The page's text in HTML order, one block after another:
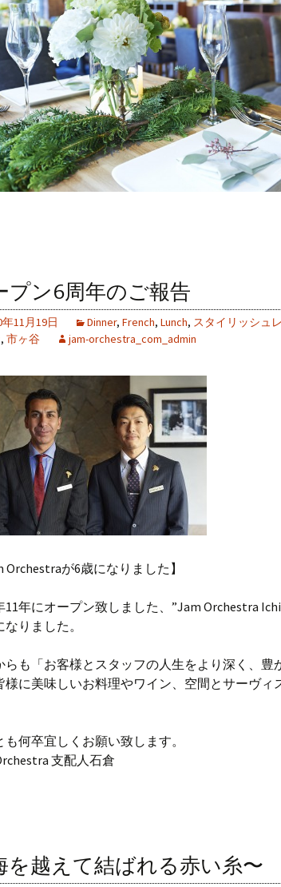
プン6周年のご報告
年11月19日 Dinner, French, Lunch, スタイリッシュ
, 市ヶ谷 jam-orchestra_com_admin
Orchestraが6歳になりました】
11年にオープン致しました、”Jam Orchestra
なりました。
らも「お客様とスタッフの人生をより深く、豊
様に美味しいお料理やワイン、空間とサーヴィ
も何卒宜しくお願い致します。
支配人石倉
を越えて結ばれる赤い糸〜